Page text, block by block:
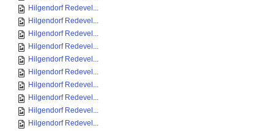
Hilgendorf Redevel...
Hilgendorf Redevel...
Hilgendorf Redevel...
Hilgendorf Redevel...
Hilgendorf Redevel...
Hilgendorf Redevel...
Hilgendorf Redevel...
Hilgendorf Redevel...
Hilgendorf Redevel...
Hilgendorf Redevel...